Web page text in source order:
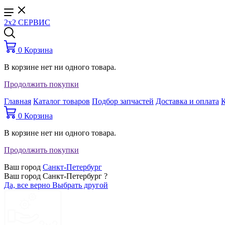
2x2 СЕРВИС
0 Корзина
В корзине нет ни одного товара.
Продолжить покупки
Главная Каталог товаров Подбор запчастей Доставка и оплата
0 Корзина
В корзине нет ни одного товара.
Продолжить покупки
Ваш город Санкт-Петербург
Ваш город Санкт-Петербург ?
Да, все верно Выбрать другой